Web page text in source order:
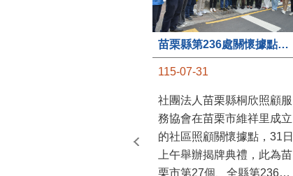
苗栗縣第236處關懷據點在苗栗市維祥里揭牌
115-07-31
社團法人苗栗縣桐欣照顧服
務協會在苗栗市維祥里成立
的社區照顧關懷據點，31日
上午舉辦揭牌典禮，此為苗
栗市第27個、全縣第236處